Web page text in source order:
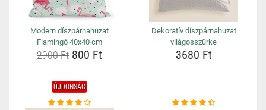
Modern díszpárnahuzat
Flamingó 40x40 cm
2900 Ft 800 Ft
Dekoratív díszpárnahuzat
világosszürke
3680 Ft
ÚJDONSÁG